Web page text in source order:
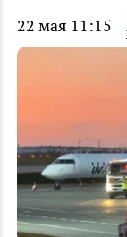
22 мая 11:15